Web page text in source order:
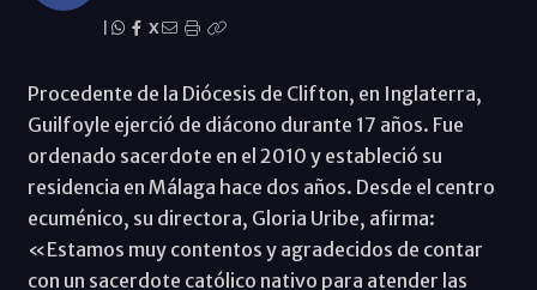
X
Procedente de la Diócesis de Clifton, en Inglaterra,
Guilfoyle ejerció de diácono durante 17 años. Fue
ordenado sacerdote en el 2010 y estableció su
residencia en Málaga hace dos años. Desde el centro
ecuménico, su directora, Gloria Uribe, afirma:
«Estamos muy contentos y agradecidos de contar
con un sacerdote católico nativo para atender las